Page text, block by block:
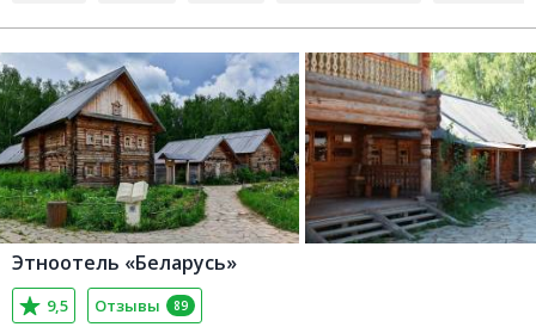
Этноотель «Беларусь»
9,5 Отзывы 89